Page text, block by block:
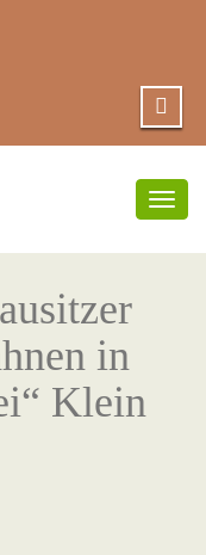
in
Klein